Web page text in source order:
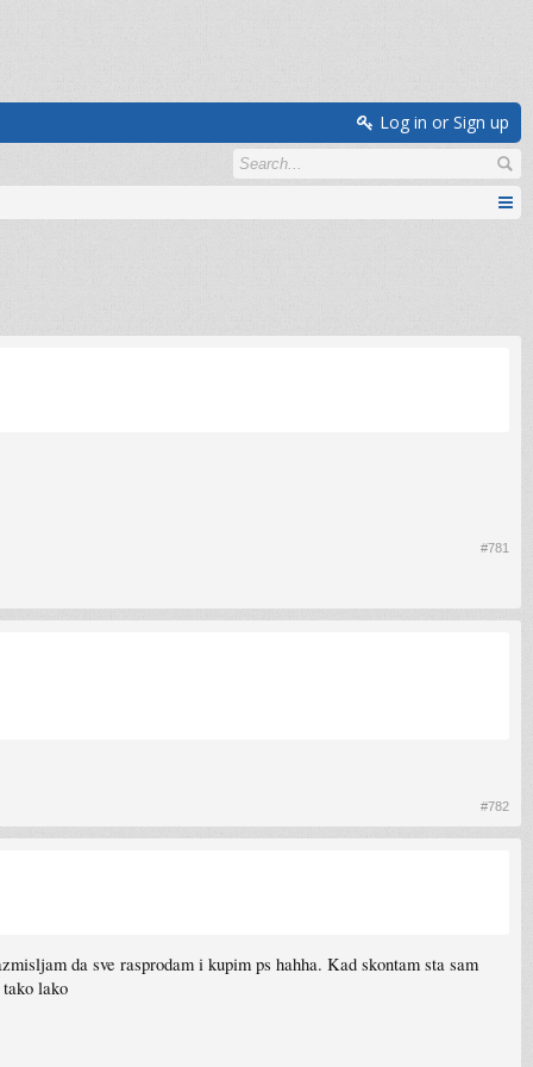
Log in or Sign up
#781
#782
da sve rasprodam i kupim ps hahha. Kad skontam sta sam
lako